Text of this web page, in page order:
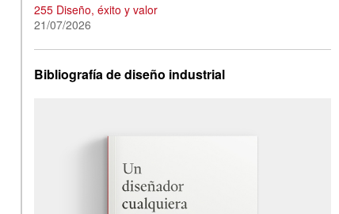
255 Diseño, éxito y valor
21/07/2026
Bibliografía de diseño industrial